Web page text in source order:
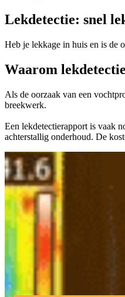
Lekdetectie: snel
Heb je lekkage in huis en is de
Waarom
Als de oorzaak van een
breekwerk.
Een lekdetectierapport is vaak
achterstallig onderhoud. De